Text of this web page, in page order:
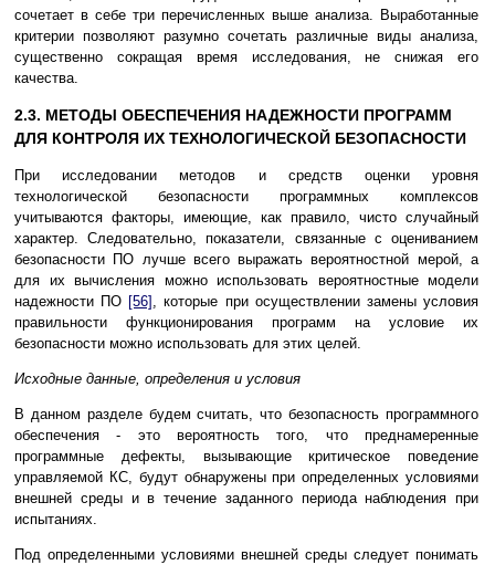
сочетает в себе три перечисленных выше анализа. Выработанные
критерии позволяют разумно сочетать различные виды анализа,
существенно сокращая время исследования, не снижая его
качества.
2.3. МЕТОДЫ ОБЕСПЕЧЕНИЯ НАДЕЖНОСТИ ПРОГРАММ
ДЛЯ КОНТРОЛЯ ИХ ТЕХНОЛОГИЧЕСКОЙ БЕЗОПАСНОСТИ
При исследовании методов и средств оценки уровня
технологической безопасности программных комплексов
учитываются факторы, имеющие, как правило, чисто случайный
характер. Следовательно, показатели, связанные с оцениванием
безопасности ПО лучше всего выражать вероятностной мерой, а
для их вычисления можно использовать вероятностные модели
надежности ПО [56] , которые при осуществлении замены условия
правильности функционирования программ на условие их
безопасности можно использовать для этих целей.
Исходные данные, определения и условия
В данном разделе будем считать, что безопасность программного
обеспечения - это вероятность того, что преднамеренные
программные дефекты, вызывающие критическое поведение
управляемой КС, будут обнаружены при определенных условиями
внешней среды и в течение заданного периода наблюдения при
испытаниях.
Под определенными условиями внешней среды следует понимать